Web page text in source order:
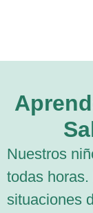
Nuestros
todas
situaciones